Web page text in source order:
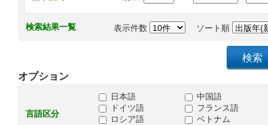
検索結果一覧 表示件数 ソート順
オプション
言語区分
日本語
中国語
ドイツ語
フランス語
ロシア語
ベトナム